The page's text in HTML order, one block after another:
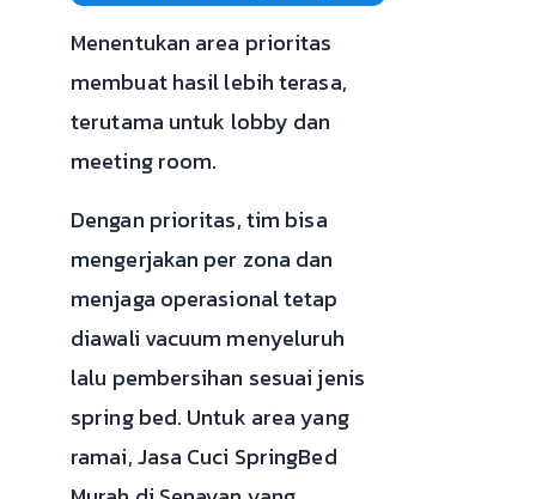
Menentukan area prioritas
membuat hasil lebih terasa,
terutama untuk lobby dan
meeting room.
Dengan prioritas, tim bisa
mengerjakan per zona dan
menjaga operasional tetap
diawali vacuum menyeluruh
lalu pembersihan sesuai jenis
spring bed. Untuk area yang
ramai, Jasa Cuci SpringBed